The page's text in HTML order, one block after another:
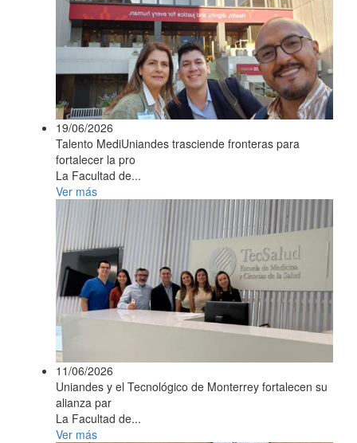
19/06/2026
Talento MediUniandes trasciende fronteras para
fortalecer la pro
La Facultad de...
Ver más
11/06/2026
Uniandes y el Tecnológico de Monterrey fortalecen su
alianza par
La Facultad de...
Ver más